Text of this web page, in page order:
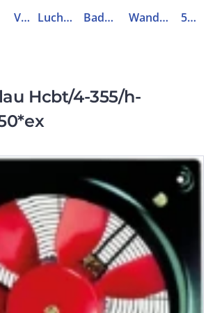
Ventilatie Luchtafvoersysteem Badkamerventilator Wandopbouwventilator 5604273200
Hcbt/4-355/h-